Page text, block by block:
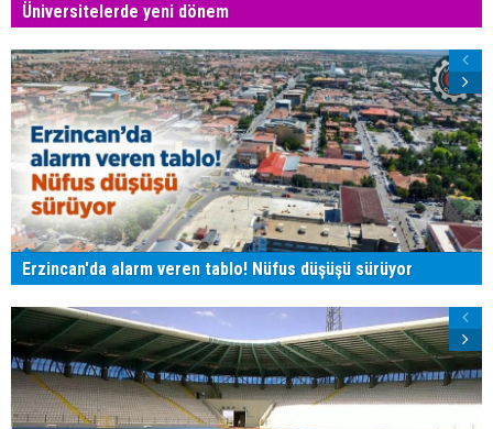
Üniversitelerde yeni dönem
Erzincan'da alarm veren tablo! Nüfus düşüşü sürüyor